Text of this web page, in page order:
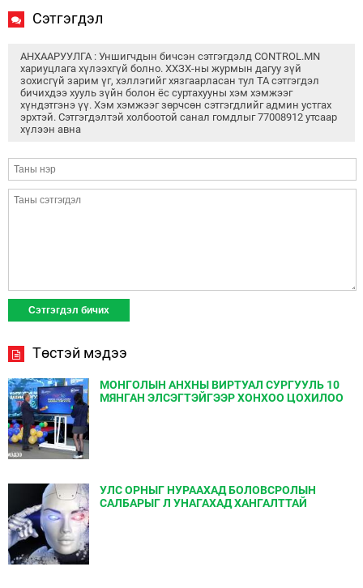
Сэтгэгдэл
АНХААРУУЛГА : Уншигчдын бичсэн сэтгэгдэлд CONTROL.MN
хариуцлага хүлээхгүй болно. ХХЗХ-ны журмын дагуу зүй
зохисгүй зарим үг, хэллэгийг хязгаарласан тул ТА сэтгэгдэл
бичихдээ хууль зүйн болон ёс суртахууны хэм хэмжээг
хүндэтгэнэ үү. Хэм хэмжээг зөрчсөн сэтгэгдлийг админ устгах
эрхтэй. Сэтгэгдэлтэй холбоотой санал гомдлыг 77008912 утсаар
хүлээн авна
Төстэй мэдээ
МОНГОЛЫН АНХНЫ ВИРТУАЛ СУРГУУЛЬ 10
МЯНГАН ЭЛСЭГТЭЙГЭЭР ХОНХОО ЦОХИЛОО
УЛС ОРНЫГ НУРААХАД БОЛОВСРОЛЫН
САЛБАРЫГ Л УНАГАХАД ХАНГАЛТТАЙ